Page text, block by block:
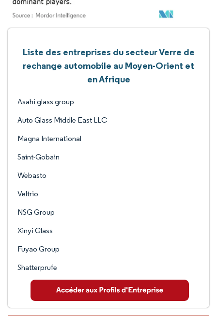
Liste des entreprises du secteur Verre de
rechange automobile au Moyen-Orient et
en Afrique
Asahi glass group
Auto Glass Middle East LLC
Magna International
Saint-Gobain
Webasto
Veltrio
NSG Group
Xinyi Glass
Fuyao Group
Shatterprufe